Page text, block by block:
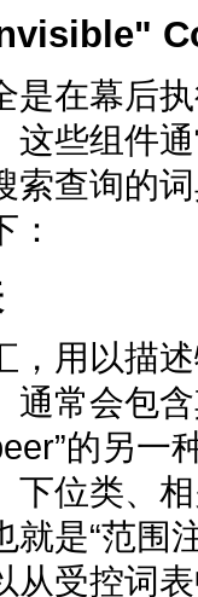
是在幕后
些组件
索查询的
，用以描
通常会包
的另一
下位类、
是“范围
从受控词